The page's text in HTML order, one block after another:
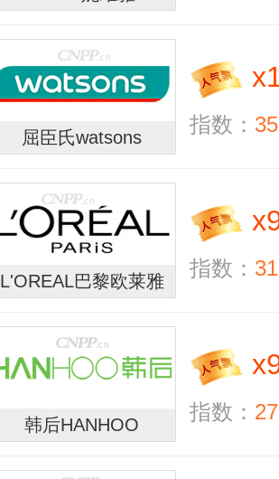
屈臣氏watsons
x
指数：
L'OREAL巴黎欧莱雅
x
指数：
韩后HANHOO
x
指数：